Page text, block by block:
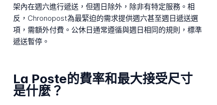
架內在週六進行遞送，但週日除外，除非有特定服務。相
反，Chronopost為最緊迫的需求提供週六甚至週日遞送選
項，需額外付費。公休日通常遵循與週日相同的規則，標準
遞送暫停。
La Poste的費率和最大接受尺寸
是什麼？